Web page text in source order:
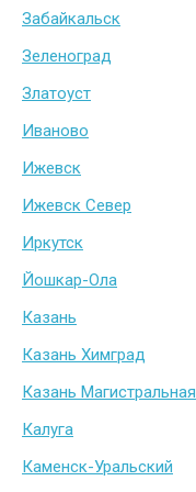
Забайкальск
Зеленоград
Златоуст
Иваново
Ижевск
Ижевск Север
Иркутск
Йошкар-Ола
Казань
Казань Химград
Казань Магистральная
Калуга
Каменск-Уральский